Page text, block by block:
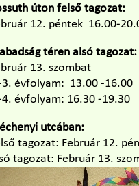
úton felső tagozat:
12. péntek 16.00-
téren alsó tagozat:
13. szombat
3. évfolyam: 13.00 -16.00
4. évfolyam: 16.30 -19.30
utcában:
tagozat: Február 12.
tagozat: Február 13.